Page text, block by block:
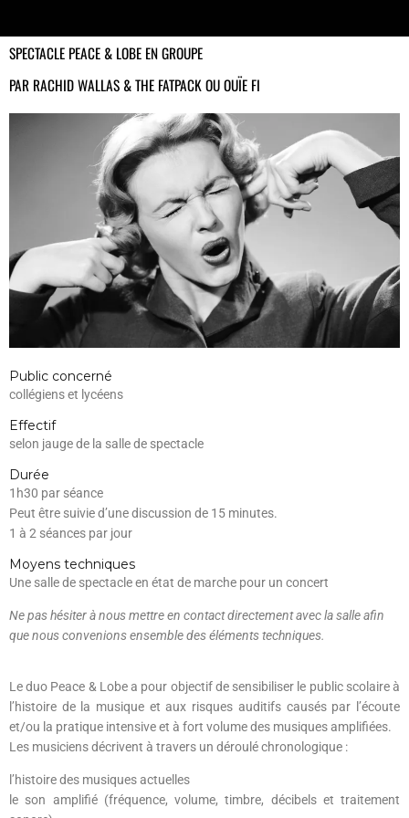
SPECTACLE PEACE & LOBE EN GROUPE
PAR RACHID WALLAS & THE FATPACK OU OUÏE FI
Public concerné
collégiens et lycéens
Effectif
selon jauge de la salle de spectacle
Durée
1h30 par séance
Peut être suivie d’une discussion de 15 minutes.
1 à 2 séances par jour
Moyens techniques
Une salle de spectacle en état de marche pour un concert
Ne pas hésiter à nous mettre en contact directement avec la salle afin
que nous convenions ensemble des éléments techniques.
Le duo Peace & Lobe a pour objectif de sensibiliser le public scolaire à
l’histoire de la musique et aux risques auditifs causés par l’écoute
et/ou la pratique intensive et à fort volume des musiques amplifiées.
Les musiciens décrivent à travers un déroulé chronologique :
l’histoire des musiques actuelles
le son amplifié (fréquence, volume, timbre, décibels et traitement